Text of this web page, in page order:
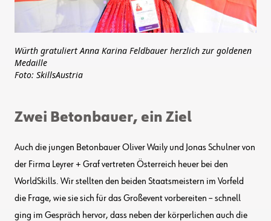
Würth gratuliert Anna Karina Feldbauer herzlich zur goldenen
Medaille
Foto: SkillsAustria
Zwei Betonbauer, ein Ziel
Auch die jungen Betonbauer Oliver Waily und Jonas Schulner von
der Firma Leyrer + Graf vertreten Österreich heuer bei den
WorldSkills. Wir stellten den beiden Staatsmeistern im Vorfeld
die Frage, wie sie sich für das Großevent vorbereiten – schnell
ging im Gespräch hervor, dass neben der körperlichen auch die